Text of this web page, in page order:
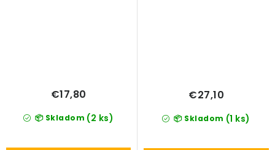
📦 Skladom (2 ks)
€17,80
📦 Skladom (1 ks)
€27,10